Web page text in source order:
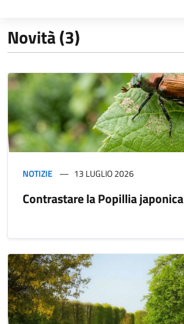
Novità (3)
NOTIZIE 13 LUGLIO 2026
Contrastare la Popillia japonica